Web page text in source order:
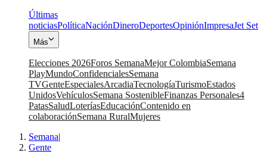
Últimas
noticiasPolíticaNaciónDineroDeportesOpiniónImpresaJet Set
Más
Elecciones 2026Foros SemanaMejor ColombiaSemana
PlayMundoConfidencialesSemana
TVGenteEspecialesArcadiaTecnologíaTurismoEstados
UnidosVehículosSemana SostenibleFinanzas Personales4
PatasSaludLoteríasEducaciónContenido en
colaboraciónSemana RuralMujeres
Semana|
Gente